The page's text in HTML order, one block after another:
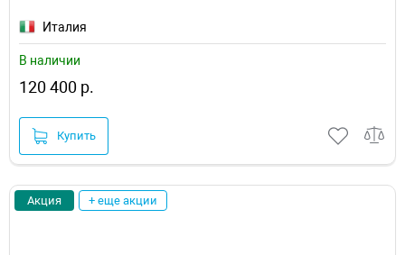
Италия
В наличии
120 400 р.
Купить
Акция + еще акции